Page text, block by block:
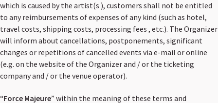
which is caused by the artist(s ), customers shall not be entitled
to any reimbursements of expenses of any kind (such as hotel,
travel costs, shipping costs, processing fees , etc.). The Organizer
will inform about cancellations, postponements, significant
changes or repetitions of cancelled events via e-mail or online
(e.g. on the website of the Organizer and / or the ticketing
company and / or the venue operator).
“Force Majeure” within the meaning of these terms and